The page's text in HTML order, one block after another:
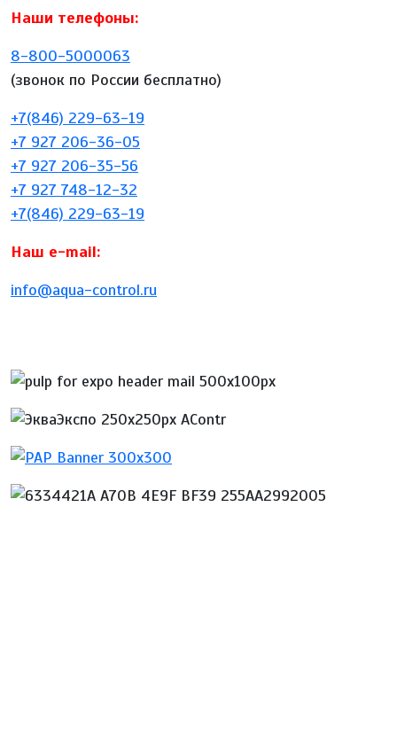
Наши телефоны:
8-800-5000063
(звонок по России бесплатно)
+7(846) 229-63-19
+7 927 206-36-05
+7 927 206-35-56
+7 927 748-12-32
+7(846) 229-63-19
Наш e-mail:
info@aqua-control.ru